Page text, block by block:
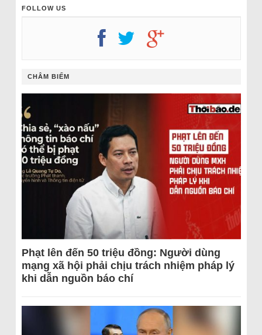
FOLLOW US
CHÂM BIẾM
Phạt lên đến 50 triệu đồng: Người dùng
mạng xã hội phải chịu trách nhiệm pháp lý
khi dẫn nguồn báo chí